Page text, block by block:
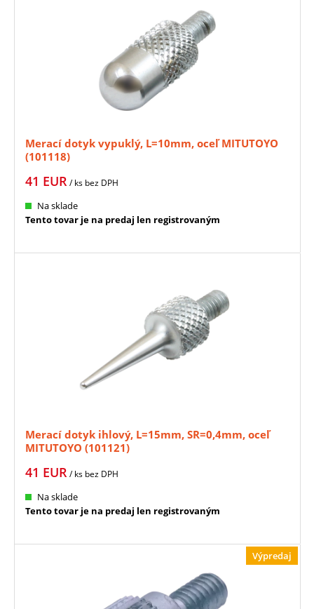
Merací dotyk vypuklý, L=10mm, oceľ MITUTOYO
(101118)
41 EUR / ks bez DPH
Na sklade
Tento tovar je na predaj len registrovaným
Merací dotyk ihlový, L=15mm, SR=0,4mm, oceľ
MITUTOYO (101121)
41 EUR/ ks bez DPH
Na sklade
Tento tovar je na predaj len registrovaným
Výpredaj